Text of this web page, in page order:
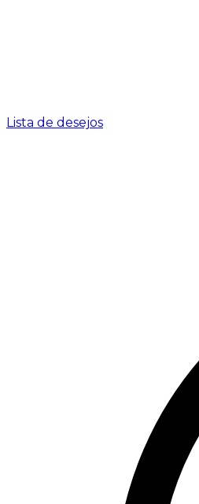
Lista de desejos